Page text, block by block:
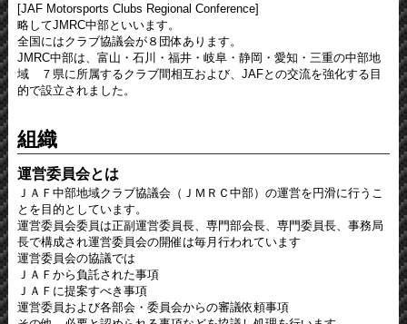
[JAF Motorsports Clubs Regional Conference]
略してJMRC中部といいます。
全国にはクラブ協議会が８団体あります。
JMRC中部は、富山・石川・福井・岐阜・静岡・愛知・三重の中部地
域 ７県に所属するクラブ間相互および、JAFとの交流を強化する目
的で設立されました。
組織
運営委員会とは
ＪＡＦ中部地域クラブ協議会（ＪＭＲＣ中部）の運営を円滑に行うこ
とを目的としています。
運営委員会委員は正副運営委員長、専門部会長、専門委員長、事務局
長で構成され運営委員会の開催は毎月行われています
運営委員会の協議では
ＪＡＦから負託された事項
ＪＡＦに提案すべき事項
運営委員および各部会・委員会からの審議依頼事項